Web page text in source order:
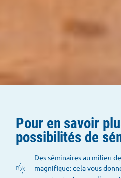
Pour en savoir
possibilités de
Des séminaires au milieu
magnifique: cela vous